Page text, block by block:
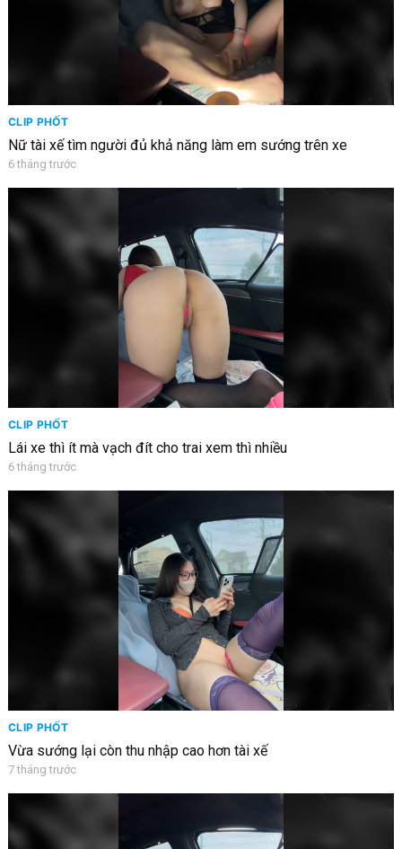
CLIP PHỐT
Nữ tài xế tìm người đủ khả năng làm em sướng trên xe
6 tháng trước
CLIP PHỐT
Lái xe thì ít mà vạch đít cho trai xem thì nhiều
6 tháng trước
CLIP PHỐT
Vừa sướng lại còn thu nhập cao hơn tài xế
7 tháng trước